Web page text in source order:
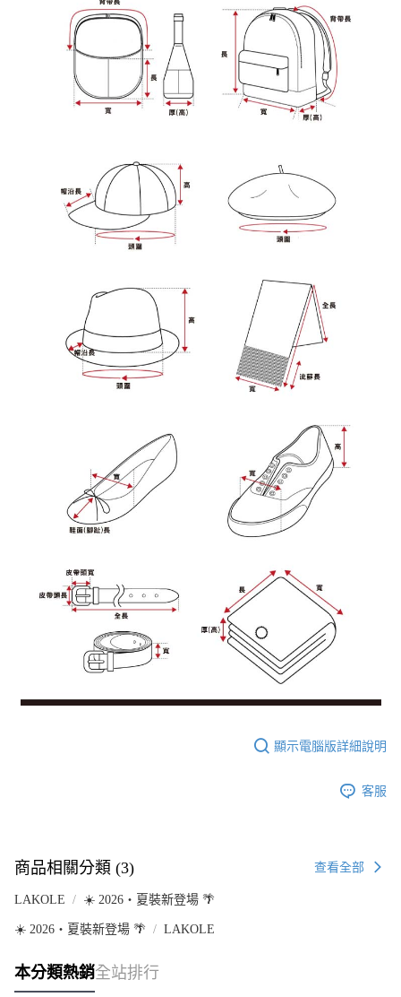
顯示電腦版詳細說明
客服
商品相關分類 (3) 查看全部
LAKOLE ☀️ 2026・夏裝新登場 🌴
☀️ 2026・夏裝新登場 🌴 LAKOLE
本分類熱銷全站排行